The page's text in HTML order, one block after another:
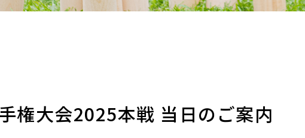
権大会2025本戦 当日のご案内